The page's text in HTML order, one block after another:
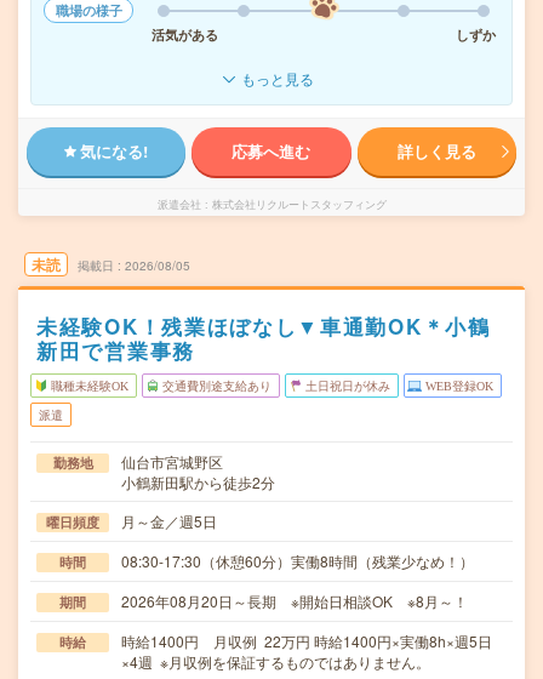
職場の様子
活気がある
しずか
もっと見る
気になる! 応募へ進む 詳しく見る
派遣会社 株式会社リクルートスタッフィング
未読 掲載日 2026/08/05
未経験OK！残業ほぼなし▼車通勤OK＊小鶴
新田で営業事務
職種未経験OK 交通費別途支給あり 土日祝日が休み WEB登録OK
派遣
勤務地
仙台市宮城野区
小鶴新田駅から徒歩2分
曜日頻度 月～金／週5日
時間 08:30-17:30（休憩60分）実働8時間（残業少なめ！）
期間 2026年08月20日～長期 ※開始日相談OK ※8月～！
時給
時給1400円 月収例 22万円 時給1400円×実働8h×週5日
×4週 ※月収例を保証するものではありません。